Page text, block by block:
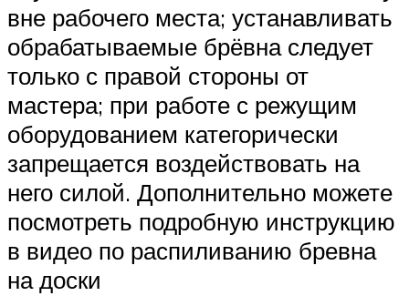
вне рабочего места; устанавливать
обрабатываемые брёвна следует
только с правой стороны от
мастера; при работе с режущим
оборудованием категорически
запрещается воздействовать на
него силой. Дополнительно можете
посмотреть подробную инструкцию
в видео по распиливанию бревна
на доски